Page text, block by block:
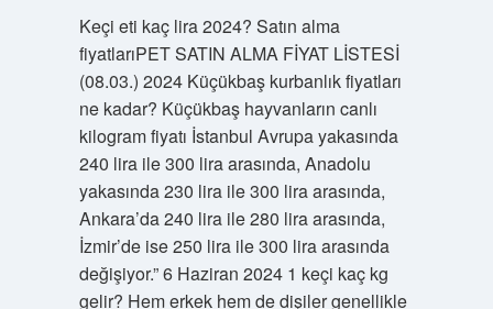
Keçi eti kaç lira 2024? Satın alma
fiyatlarıPET SATIN ALMA FİYAT LİSTESİ
(08.03.) 2024 Küçükbaş kurbanlık fiyatları
ne kadar? Küçükbaş hayvanların canlı
kilogram fiyatı İstanbul Avrupa yakasında
240 lira ile 300 lira arasında, Anadolu
yakasında 230 lira ile 300 lira arasında,
Ankara’da 240 lira ile 280 lira arasında,
İzmir’de ise 250 lira ile 300 lira arasında
değişiyor.” 6 Haziran 2024 1 keçi kaç kg
gelir? Hem erkek hem de dişiler genellikle